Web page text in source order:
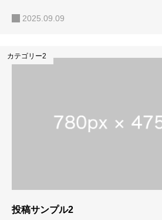
2025.09.09
カテゴリー2
投稿サンプル2